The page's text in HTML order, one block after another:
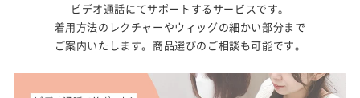
ビデオ通話にてサポートするサービスです。
着用方法のレクチャーやウィッグの細かい部分まで
ご案内いたします。商品選びのご相談も可能です。